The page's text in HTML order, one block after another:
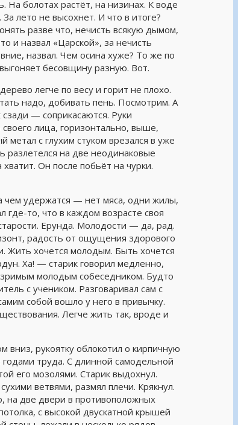
На болотах растёт, на низинах. К воде
лето не высохнет. И что в итоге?
разве что, нечисть всякую дымом,
и назвал «Царской», за нечисть
назвал. Чем осина хуже? То же по
бесовщину разную. Вот.
легче по весу и горит не плохо.
надо, добивать пень. Посмотрим. А
— соприкасаются. Руки
лица, горизонтально, выше,
с глухим стуком врезался в уже
разлетелся на две неодинаковые
Он после побьёт на чурки.
чем удержатся — нет мяса, одни жилы,
где-то, что в каждом возрасте своя
Ерунда. Молодости — да, рад.
радость от ощущения здорового
Жить хочется молодым. Быть хочется
Ха! — старик говорил медленно,
молодым собеседником. Будто
с учеником. Разговаривал сам с
собой вошло у него в привычку.
Легче жить так, вроде и
вниз, рукоятку облокотил о кирпичную
труда. С длинной самодельной
его мозолями. Старик выдохнул.
ветвями, размял плечи. Крякнул.
на две двери в противоположных
с высокой двускатной крышей